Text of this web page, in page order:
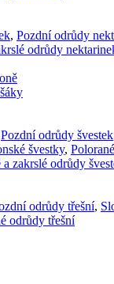
, Pozdní odrůdy
odrůdy
Pozdní odrůdy švestek
švestky,
zakrslé odrůdy
odrůdy třešní,
odrůdy třešní